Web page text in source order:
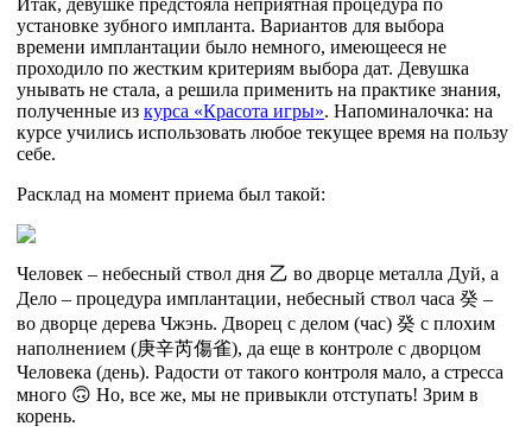
установке зубного импланта. Вариантов для выбора
времени имплантации было немного, имеющееся не
проходило по жестким критериям выбора дат. Девушка
унывать не стала, а решила применить на практике знания,
полученные из курса «Красота игры». Напоминалочка: на
курсе учились использовать любое текущее время на пользу
себе.
Расклад на момент приема был такой:
Человек – небесный ствол дня 乙 во дворце металла Дуй, а
Дело – процедура имплантации, небесный ствол часа 癸 –
во дворце дерева Чжэнь. Дворец с делом (час) 癸 с плохим
наполнением (庚辛芮傷雀), да еще в контроле с дворцом
Человека (день). Радости от такого контроля мало, а стресса
много 🙃 Но, все же, мы не привыкли отступать! Зрим в
корень.